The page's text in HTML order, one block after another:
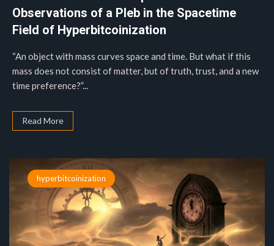
Observations of a Pleb in the Spacetime
Field of Hyperbitcoinization
“An object with mass curves space and time. But what if this
mass does not consist of matter, but of truth, trust, and a new
time preference?”...
Read More
hyperbitcoinization